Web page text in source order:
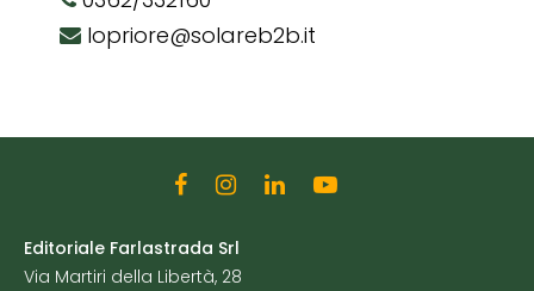
lopriore@solareb2b.it
Editoriale Farlastrada Srl
Via Martiri della Libertà, 28